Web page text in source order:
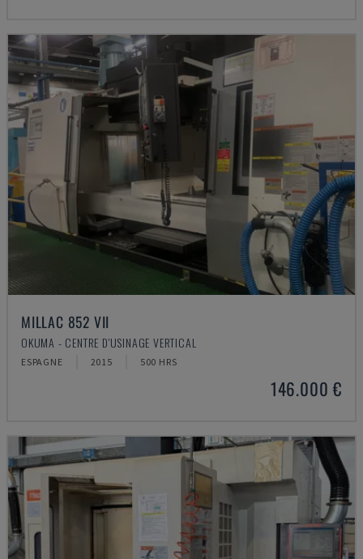
MILLAC 852 VII
OKUMA - CENTRE D'USINAGE VERTICAL
ESPAGNE 2015 500 HRS
146.000 €